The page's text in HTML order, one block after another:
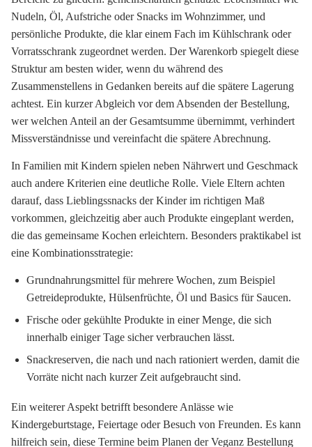
Nudeln, Öl, Aufstriche oder Snacks im Wohnzimmer, und
persönliche Produkte, die klar einem Fach im Kühlschrank oder
Vorratsschrank zugeordnet werden. Der Warenkorb spiegelt diese
Struktur am besten wider, wenn du während des
Zusammenstellens in Gedanken bereits auf die spätere Lagerung
achtest. Ein kurzer Abgleich vor dem Absenden der Bestellung,
wer welchen Anteil an der Gesamtsumme übernimmt, verhindert
Missverständnisse und vereinfacht die spätere Abrechnung.
In Familien mit Kindern spielen neben Nährwert und Geschmack
auch andere Kriterien eine deutliche Rolle. Viele Eltern achten
darauf, dass Lieblingssnacks der Kinder im richtigen Maß
vorkommen, gleichzeitig aber auch Produkte eingeplant werden,
die das gemeinsame Kochen erleichtern. Besonders praktikabel ist
eine Kombinationsstrategie:
Grundnahrungsmittel für mehrere Wochen, zum Beispiel
Getreideprodukte, Hülsenfrüchte, Öl und Basics für Saucen.
Frische oder gekühlte Produkte in einer Menge, die sich
innerhalb einiger Tage sicher verbrauchen lässt.
Snackreserven, die nach und nach rationiert werden, damit die
Vorräte nicht nach kurzer Zeit aufgebraucht sind.
Ein weiterer Aspekt betrifft besondere Anlässe wie
Kindergeburtstage, Feiertage oder Besuch von Freunden. Es kann
hilfreich sein, diese Termine beim Planen der Veganz Bestellung